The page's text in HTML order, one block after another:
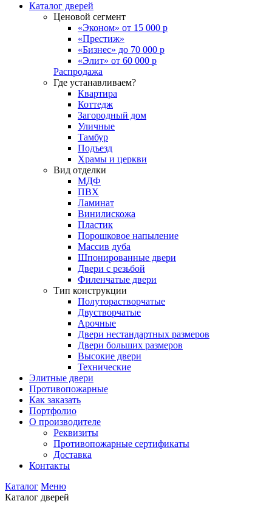
Каталог дверей
Ценовой сегмент
«Эконом» от 15 000 р
«Престиж»
«Бизнес» до 70 000 р
«Элит» от 60 000 р
Распродажа
Где устанавливаем?
Квартира
Коттедж
Загородный дом
Уличные
Тамбур
Подъезд
Храмы и церкви
Вид отделки
МДФ
ПВХ
Ламинат
Винилискожа
Пластик
Порошковое напыление
Массив дуба
Шпонированные двери
Двери с резьбой
Филенчатые двери
Тип конструкции
Полуторастворчатые
Двустворчатые
Арочные
Двери нестандартных размеров
Двери больших размеров
Высокие двери
Технические
Элитные двери
Противопожарные
Как заказать
Портфолио
О производителе
Реквизиты
Противопожарные сертификаты
Доставка
Контакты
Каталог Меню
Каталог дверей